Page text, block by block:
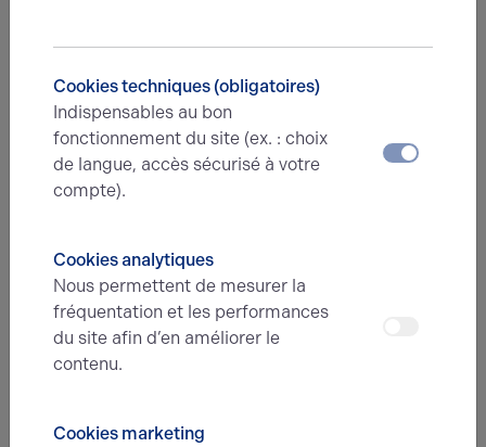
Prénom*
N° de téléphone*
Cookies techniques (obligatoires)
Indispensables au bon
fonctionnement du site (ex. : choix
de langue, accès sécurisé à votre
compte).
Cookies analytiques
Nous permettent de mesurer la
fréquentation et les performances
du site afin d’en améliorer le
contenu.
Cookies marketing